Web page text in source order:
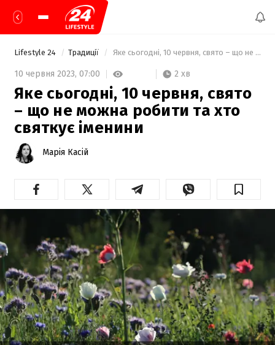
Lifestyle 24 Традиції Яке сьогодні, 10 червня, свято – що не можна робити та хто святкує іменини
10 червня 2023, 07:00 2 хв
Яке сьогодні, 10 червня, свято
– що не можна робити та хто
святкує іменини
Марія Касій